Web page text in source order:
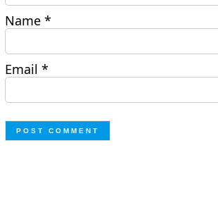
Name*
Email*